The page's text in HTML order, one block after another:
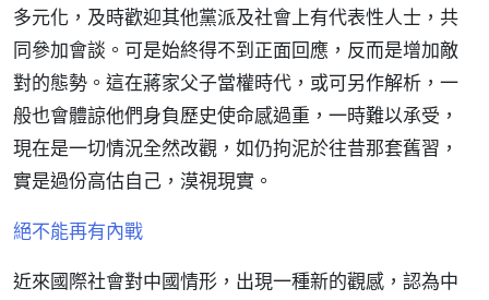
多元化，及時歡迎其他黨派及社會上有代表性人士，共
同參加會談。可是始終得不到正面回應，反而是增加敵
對的態勢。這在蔣家父子當權時代，或可另作解析，一
般也會體諒他們身負歷史使命感過重，一時難以承受，
現在是一切情況全然改觀，如仍拘泥於往昔那套舊習，
實是過份高估自己，漠視現實。
絕不能再有內戰
近來國際社會對中國情形，出現一種新的觀感，認為中